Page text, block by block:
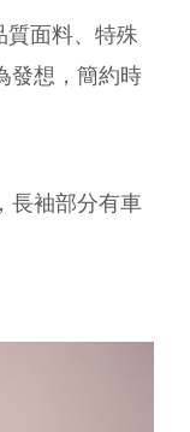
質面料、特殊
發想，簡約時
長袖部分有車